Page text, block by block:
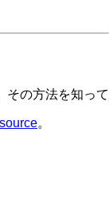
その方法を知って
source。